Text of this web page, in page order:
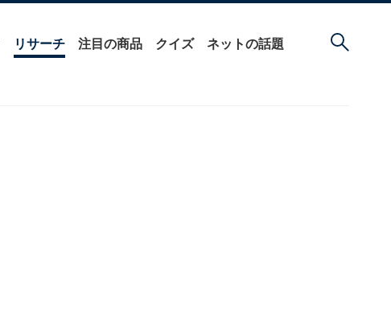
リサーチ 注目の商品 クイズ ネットの話題